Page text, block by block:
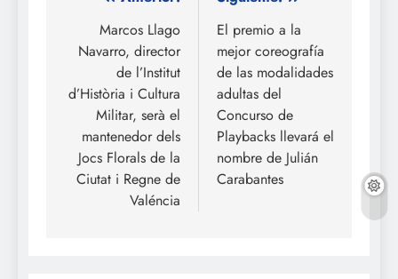
entradas
Marcos Llago
Navarro, director
de l’Institut
d’Història i Cultura
Militar, serà el
mantenedor dels
Jocs Florals de la
Ciutat i Regne de
Valéncia
El premio a la
mejor coreografía
de las modalidades
adultas del
Concurso de
Playbacks llevará el
nombre de Julián
Carabantes